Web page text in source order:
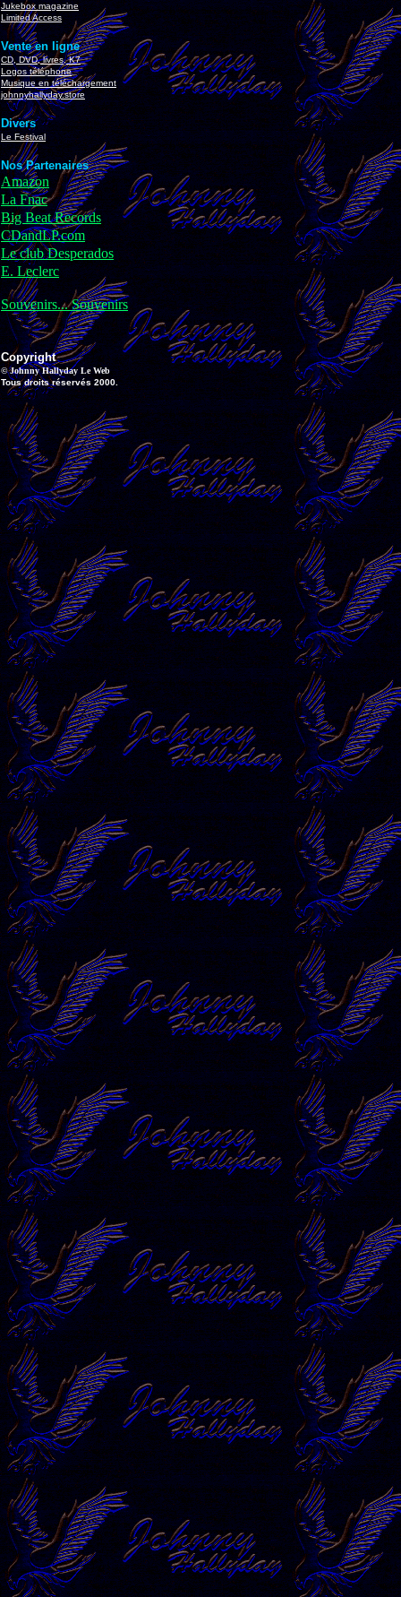
Jukebox magazine
Limited Access
Vente en ligne
CD, DVD, livres, K7
Logos téléphone
Musique en téléchargement
johnnyhallyday.store
Divers
Le Festival
Nos Partenaires
Amazon
La Fnac
Big Beat Records
CDandLP.com
Le club Desperados
E. Leclerc
Souvenirs... Souvenirs
Copyright
© Johnny Hallyday Le Web
Tous droits réservés 2000.